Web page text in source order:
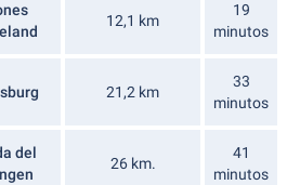
12,1 km
19
minutos
21,2 km
33
minutos
del
26 km.
41
minutos